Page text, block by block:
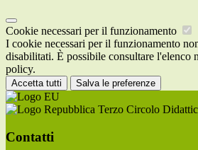
Cookie necessari per il funzionamento
I cookie necessari per il funzionamento
disabilitati. È possibile consultare l'elenco
policy.
Accetta tutti Salva le preferenze
Terzo Circolo
Contatti